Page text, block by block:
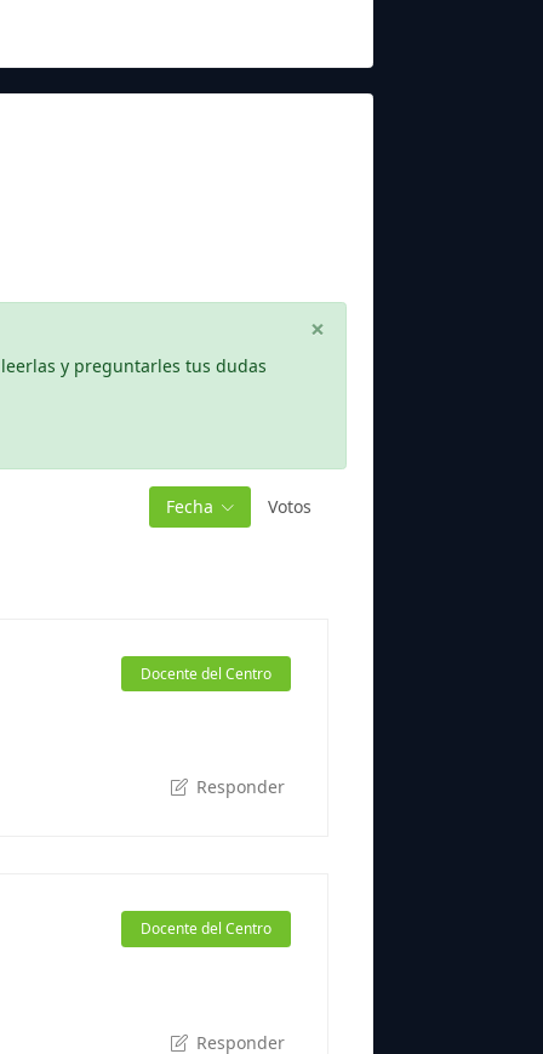
×
y preguntarles tus dudas
Fecha Votos
Docente del Centro
Responder
Docente del Centro
Responder